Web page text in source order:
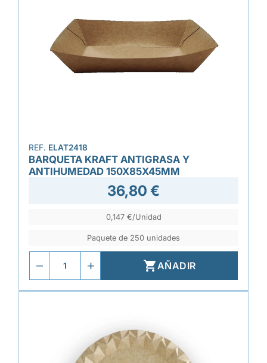
REF. ELAT2418
BARQUETA KRAFT ANTIGRASA Y
ANTIHUMEDAD 150X85X45MM
36,80 €
0,147 €/Unidad
Paquete de 250 unidades
AÑADIR